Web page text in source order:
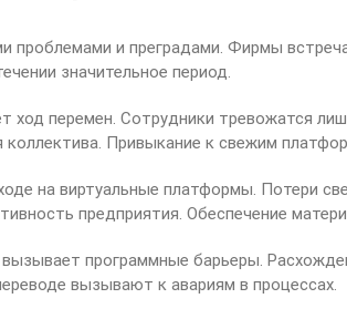
проблемами и преградами. Фирмы
значительное период.
перемен. Сотрудники тревожатся
Привыкание к свежим
на виртуальные платформы. Потери
предприятия. Обеспечение
программные барьеры.
вызывают к авариям в процессах.